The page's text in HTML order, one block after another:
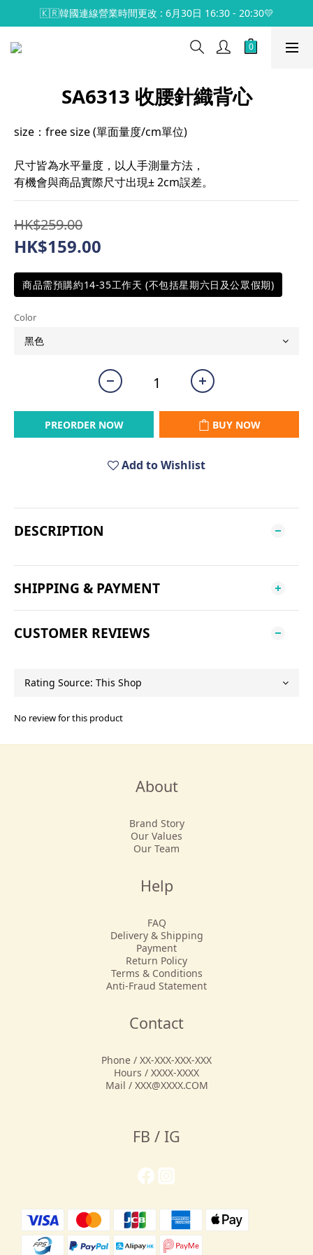
🇰🇷韓國連線營業時間更改 : 6月30日 16:30 - 20:30💛
SA6313 收腰針織背心
size：free size (單面量度/cm單位)
尺寸皆為水平量度，以人手測量方法，
有機會與商品實際尺寸出現± 2cm誤差。
HK$259.00
HK$159.00
商品需預購約14-35工作天 (不包括星期六日及公眾假期)
Color
PREORDER NOW BUY NOW
Add to Wishlist
DESCRIPTION
SHIPPING & PAYMENT
CUSTOMER REVIEWS
No review for this product
About
Brand Story
Our Values
Our Team
Help
FAQ
Delivery & Shipping
Payment
Return Policy
Terms & Conditions
Anti-Fraud Statement
Contact
Phone / XX-XXX-XXX-XXX
Hours / XXXX-XXXX
Mail / XXX@XXXX.COM
FB / IG